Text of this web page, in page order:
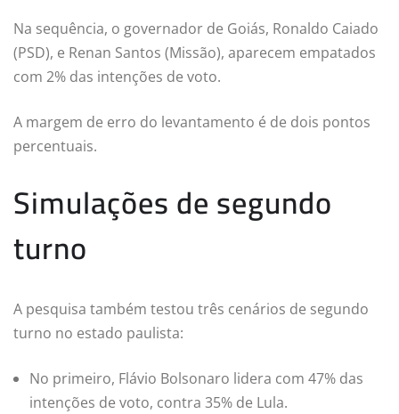
Na sequência, o governador de Goiás, Ronaldo Caiado
(PSD), e Renan Santos (Missão), aparecem empatados
com 2% das intenções de voto.
A margem de erro do levantamento é de dois pontos
percentuais.
Simulações de segundo
turno
A pesquisa também testou três cenários de segundo
turno no estado paulista:
No primeiro, Flávio Bolsonaro lidera com 47% das
intenções de voto, contra 35% de Lula.